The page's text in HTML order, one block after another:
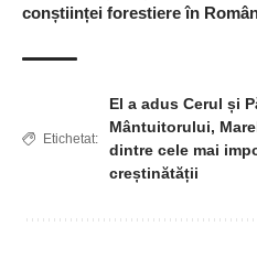
conștiinței forestiere în
Etichetat:
El a adus Cerul și
Mântuitorului,
dintre cele mai
creștinătății